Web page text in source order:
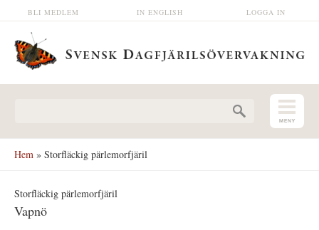
Hoppa till huvudinnehåll LOGGA IN
IN ENGLISH
BLI MEDLEM
Hem » Storfläckig pärlemorfjäril
Storfläckig pärlemorfjäril
Vapnö